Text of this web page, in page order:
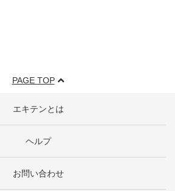
PAGE TOP
エキテンとは
ヘルプ
お問い合わせ